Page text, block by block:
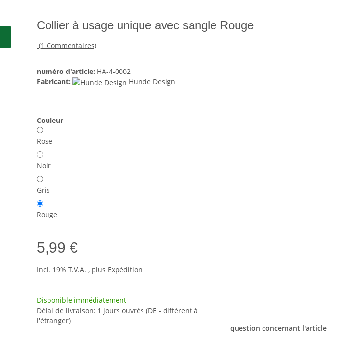
Collier à usage unique avec sangle Rouge
(1 Commentaires)
numéro d'article: HA-4-0002
Fabricant:
Hunde Design
Couleur
Rose
Noir
Gris
Rouge
5,99 €
Incl. 19% T.V.A. , plus Expédition
Disponible immédiatement
Délai de livraison: 1 jours ouvrés (DE - différent à
l'étranger)
question concernant l'article